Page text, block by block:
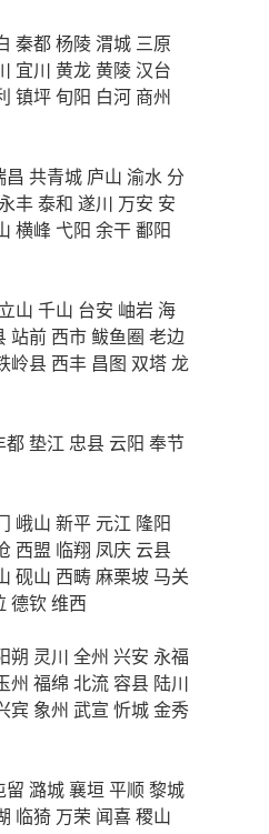
秦都杨陵渭城 三原
宜川 黄龙黄陵汉台
镇坪旬阳 白河 商州
昌 共青城 庐山 渝水 分
永丰泰和 遂川 万安 安
横峰 弋阳 余干鄱阳
立山 千山 台安 岫岩 海
站前 西市 鲅鱼圈 老边
岭县 西丰 昌图 双塔龙
都 垫江 忠县 云阳 奉节
峨山 新平 元江 隆阳
西盟 临翔 凤庆 云县
砚山 西畴麻栗坡 马关
德钦维西
朔 灵川 全州 兴安 永福
州 福绵 北流 容县 陆川
宾 象州 武宣 忻城金秀
留 潞城襄垣平顺黎城
临猗 万荣 闻喜稷山